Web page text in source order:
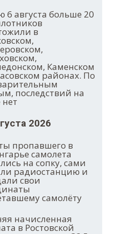
6 августа больше 20
в
Каменском
районах. По
последствий на
нет
2026
пропавшего в
самолета
на сопку, сами
радиостанцию и
свои
самолёту
начисленная
в Ростовской